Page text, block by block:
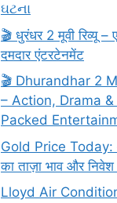
ઘટના
🎬 धुरंधर 2 मूवी रिव्यू
दमदार एंटरटेनमेंट
🎬 Dhurandhar 2
– Action, Drama
Packed
Gold Price Today:
का ताज़ा भाव और निवेश
Lloyd Air